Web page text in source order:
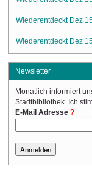
Wiederentdeckt Dez
Wiederentdeckt Dez
Newsletter
Monatlich informiert
Stadtbibliothek. Ich
E-Mail Adresse